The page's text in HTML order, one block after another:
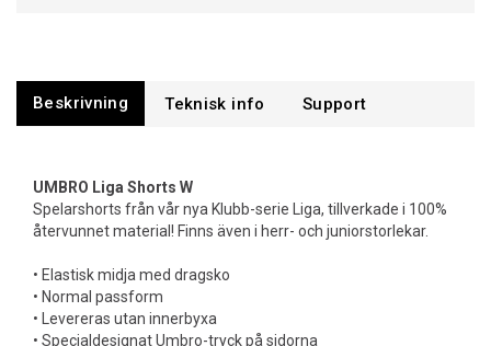
Beskrivning Support
UMBRO Liga Shorts W
Spelarshorts från vår nya Klubb-serie Liga, tillverkade i 100%
återvunnet material! Finns även i herr- och juniorstorlekar.
• Elastisk midja med dragsko
• Normal passform
• Levereras utan innerbyxa
• Specialdesignat Umbro-tryck på sidorna